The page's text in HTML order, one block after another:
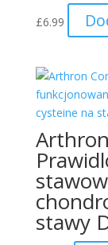
£6.99
stawy